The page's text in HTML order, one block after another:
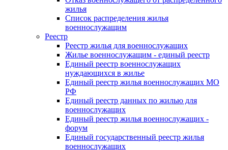
жилья
Список распределения жилья
военнослужащим
Реестр
Реестр жилья для военнослужащих
Жилье военнослужащим - единый реестр
Единый реестр военнослужащих
нуждающихся в жилье
Единый реестр жилья военнослужащих МО
РФ
Единый реестр данных по жилью для
военнослужащих
Единый реестр жилья военнослужащих -
форум
Единый государственный реестр жилья
военнослужащих